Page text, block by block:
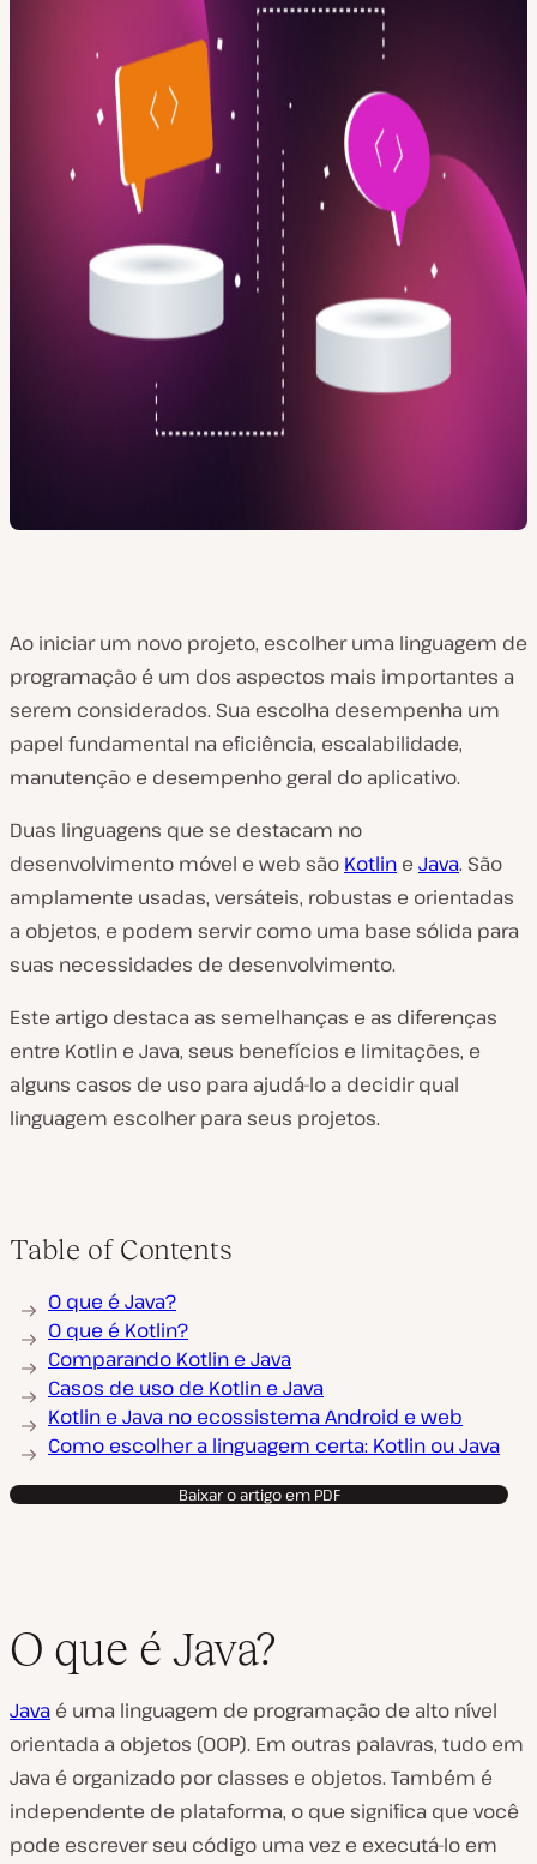
Ao iniciar um novo projeto, escolher uma linguagem de
programação é um dos aspectos mais importantes a
serem considerados. Sua escolha desempenha um
papel fundamental na eficiência, escalabilidade,
manutenção e desempenho geral do aplicativo.
Duas linguagens que se destacam no
desenvolvimento móvel e web são Kotlin e Java. São
amplamente usadas, versáteis, robustas e orientadas
a objetos, e podem servir como uma base sólida para
suas necessidades de desenvolvimento.
Este artigo destaca as semelhanças e as diferenças
entre Kotlin e Java, seus benefícios e limitações, e
alguns casos de uso para ajudá-lo a decidir qual
linguagem escolher para seus projetos.
Table of Contents
O que é Java?
O que é Kotlin?
Comparando Kotlin e Java
Casos de uso de Kotlin e Java
Kotlin e Java no ecossistema Android e web
Como escolher a linguagem certa: Kotlin ou Java
Baixar o artigo em PDF
O que é Java?
Java é uma linguagem de programação de alto nível
orientada a objetos (OOP). Em outras palavras, tudo em
Java é organizado por classes e objetos. Também é
independente de plataforma, o que significa que você
pode escrever seu código uma vez e executá-lo em